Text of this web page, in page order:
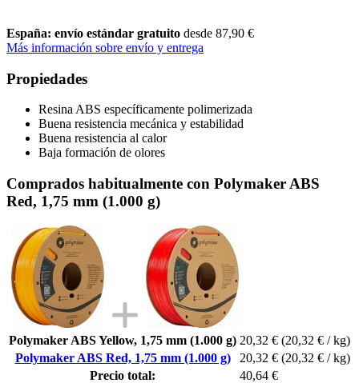
España: envío estándar gratuito desde 87,90 €
Más información sobre envío y entrega
Propiedades
Resina ABS específicamente polimerizada
Buena resistencia mecánica y estabilidad
Buena resistencia al calor
Baja formación de olores
Comprados habitualmente con Polymaker ABS
Red, 1,75 mm (1.000 g)
Polymaker ABS Yellow, 1,75 mm (1.000 g) 20,32 € (20,32 € / kg)
Polymaker ABS Red, 1,75 mm (1.000 g)
20,32 € (20,32 € / kg)
Precio total:
40,64 €